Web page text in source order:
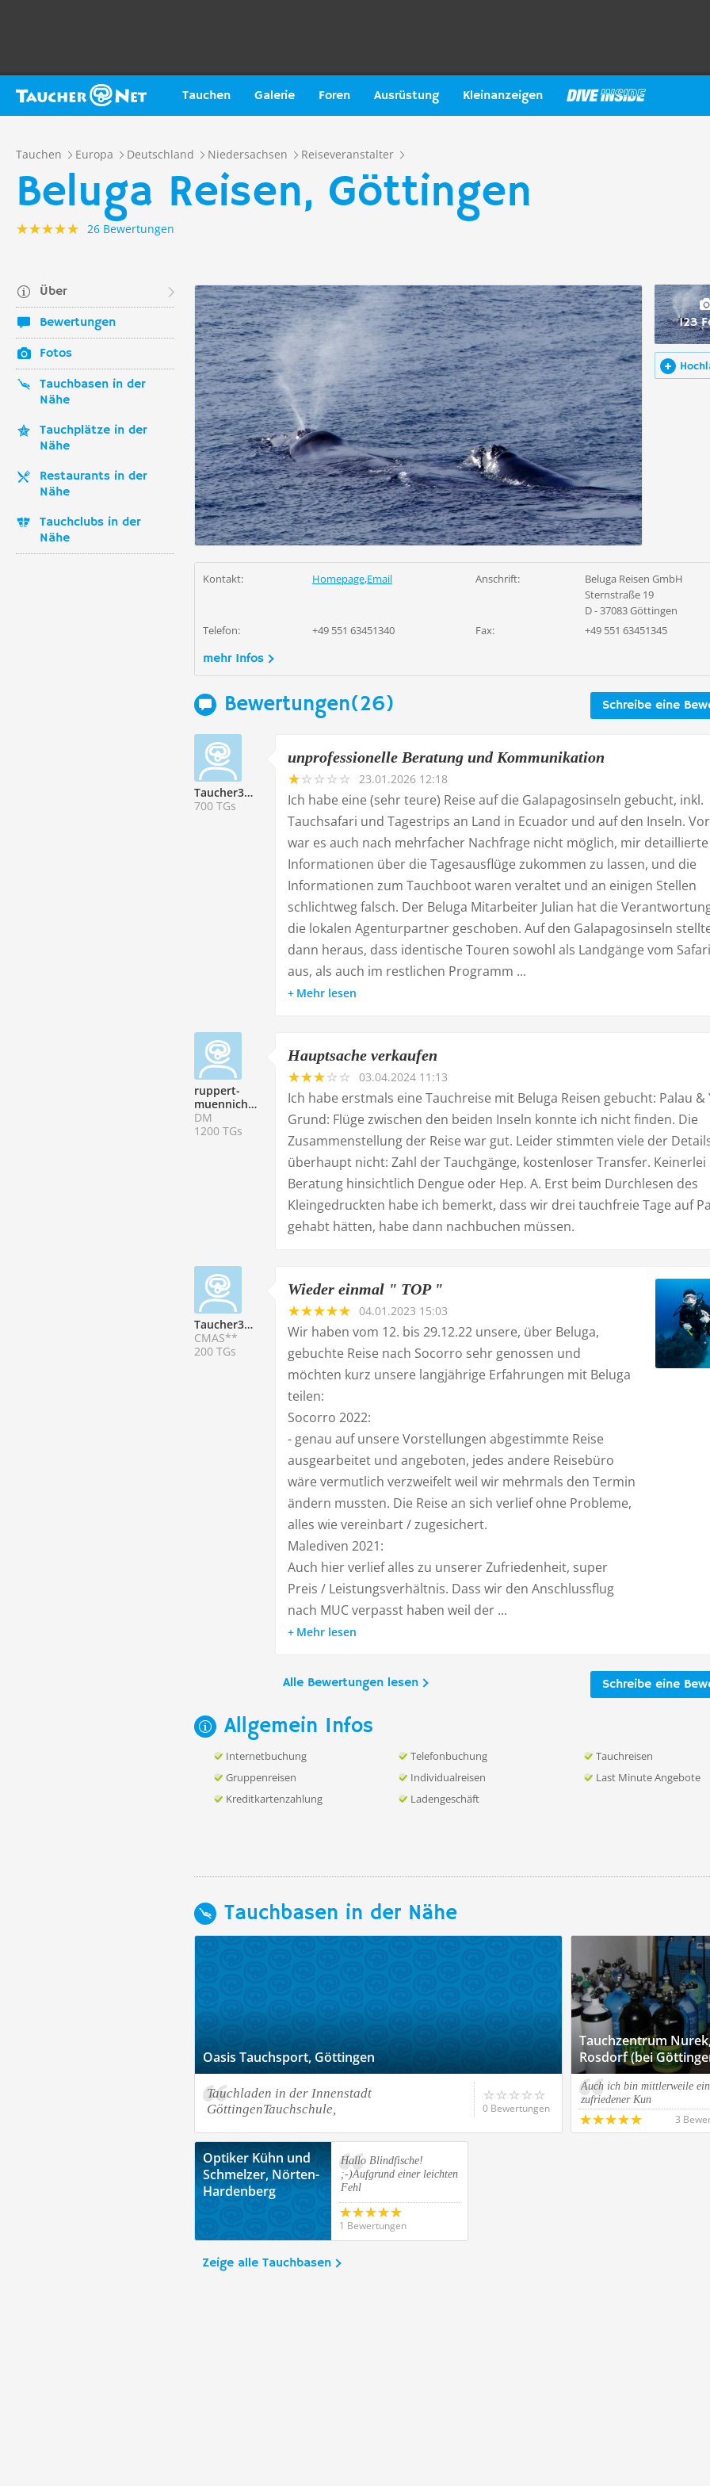
Tauchen Galerie Foren Ausrüstung Kleinanzeigen
Tauchen Europa Deutschland Niedersachsen Reiseveranstalter
Beluga Reisen, Göttingen
26 Bewertungen
Über
Bewertungen
Fotos
Tauchbasen in der
Nähe
Tauchplätze in der
Nähe
Restaurants in der
Nähe
Tauchclubs in der
Nähe
123
Kontakt: Homepage,Email Anschrift:
Beluga Reisen GmbH
Sternstraße 19
D - 37083 Göttingen
Telefon:
+49 551 63451340 Fax: +49 551 63451345
mehr Infos
Schreibe eine
Bewertungen(26)
Taucher338922
700 TGs
unprofessionelle Beratung und Kommunikation
23.01.2026 12:18
Ich habe eine (sehr teure) Reise auf die Galapagosinseln gebucht, inkl.
Tauchsafari und Tagestrips an Land in Ecuador und auf den Inseln.
war es auch nach mehrfacher Nachfrage nicht möglich, mir detaillierte
Informationen über die Tagesausflüge zukommen zu lassen, und die
Informationen zum Tauchboot waren veraltet und an einigen Stellen
schlichtweg falsch. Der Beluga Mitarbeiter Julian hat die
die lokalen Agenturpartner geschoben. Auf den Galapagosinseln
dann heraus, dass identische Touren sowohl als Landgänge vom
aus, als auch im restlichen Programm ...
Mehr lesen
ruppert-
muennich@web.de
DM
1200 TGs
Hauptsache verkaufen
03.04.2024 11:13
Ich habe erstmals eine Tauchreise mit Beluga Reisen gebucht: Palau &
Grund: Flüge zwischen den beiden Inseln konnte ich nicht finden. Die
Zusammenstellung der Reise war gut. Leider stimmten viele der
überhaupt nicht: Zahl der Tauchgänge, kostenloser Transfer. Keinerlei
Beratung hinsichtlich Dengue oder Hep. A. Erst beim Durchlesen des
Kleingedruckten habe ich bemerkt, dass wir drei tauchfreie Tage auf
gehabt hätten, habe dann nachbuchen müssen.
Taucher333064
CMAS**
200 TGs
Wieder einmal " TOP "
04.01.2023 15:03
Wir haben vom 12. bis 29.12.22 unsere, über Beluga,
gebuchte Reise nach Socorro sehr genossen und
möchten kurz unsere langjährige Erfahrungen mit Beluga
teilen:
Socorro 2022:
- genau auf unsere Vorstellungen abgestimmte Reise
ausgearbeitet und angeboten, jedes andere Reisebüro
wäre vermutlich verzweifelt weil wir mehrmals den Termin
ändern mussten. Die Reise an sich verlief ohne Probleme,
alles wie vereinbart / zugesichert.
Malediven 2021:
Auch hier verlief alles zu unserer Zufriedenheit, super
Preis / Leistungsverhältnis. Dass wir den Anschlussflug
nach MUC verpasst haben weil der ...
Mehr lesen
Schreibe eine
Alle Bewertungen lesen
Allgemein Infos
Internetbuchung Telefonbuchung
Tauchreisen
Gruppenreisen
Individualreisen
Last Minute Angebote
Kreditkartenzahlung
Ladengeschäft
Tauchbasen in der Nähe
Oasis Tauchsport, Göttingen
Tauchladen in der Innenstadt
GöttingenTauchschule,
0 Bewertungen
Tauchzentrum
Rosdorf (bei
Auch ich bin mittlerweile
zufriedener Kun
3
Optiker Kühn und
Schmelzer, Nörten-
Hardenberg
Hallo Blindfische!
;-)Aufgrund einer leichten
Fehl
1 Bewertungen
Zeige alle Tauchbasen